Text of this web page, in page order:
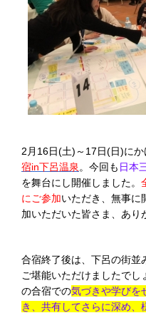
2月16日(土)～17日(日)にか
宿in下呂温泉 。今回も 日本
を舞台にし開催しました。
にご参加いただき、無事に
加いただいた皆さま、あり
合宿終了後は、下呂の街並
ご堪能いただけましたでし
の合宿での気づきや学びを
き、共有してさらに深め、